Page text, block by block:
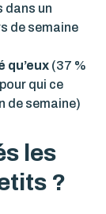
dans un
de semaine
qu’eux (37 %
qui ce
de semaine)
les
?